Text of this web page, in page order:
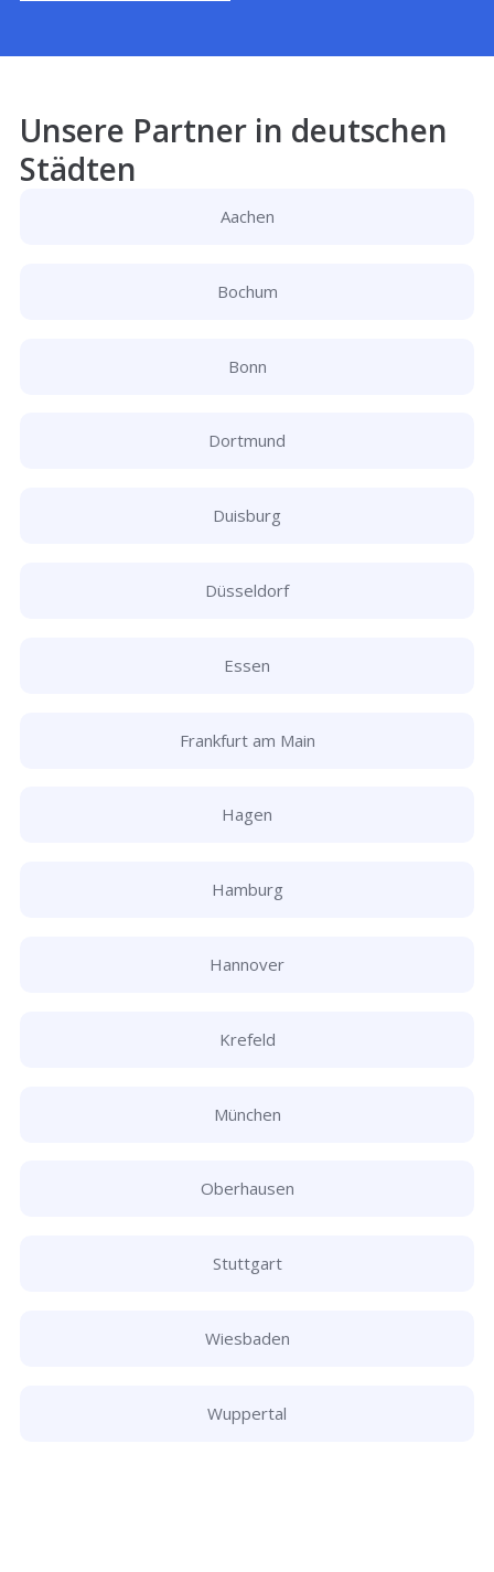
Unsere Partner in deutschen
Städten
Aachen
Bochum
Bonn
Dortmund
Duisburg
Düsseldorf
Essen
Frankfurt am Main
Hagen
Hamburg
Hannover
Krefeld
München
Oberhausen
Stuttgart
Wiesbaden
Wuppertal